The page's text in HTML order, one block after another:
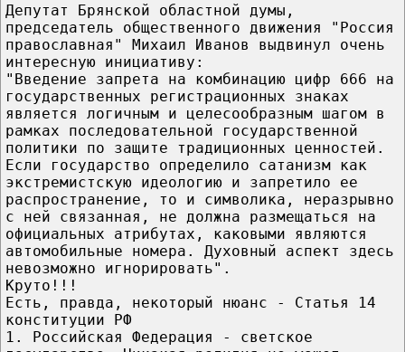
Депутат Брянской областной думы,
председатель общественного движения "Россия
православная" Михаил Иванов выдвинул очень
интересную инициативу:
"Введение запрета на комбинацию цифр 666 на
государственных регистрационных знаках
является логичным и целесообразным шагом в
рамках последовательной государственной
политики по защите традиционных ценностей.
Если государство определило сатанизм как
экстремистскую идеологию и запретило ее
распространение, то и символика, неразрывно
с ней связанная, не должна размещаться на
официальных атрибутах, каковыми являются
автомобильные номера. Духовный аспект здесь
невозможно игнорировать".
Круто!!!
Есть, правда, некоторый нюанс - Статья 14
конституции РФ
1. Российская Федерация - светское